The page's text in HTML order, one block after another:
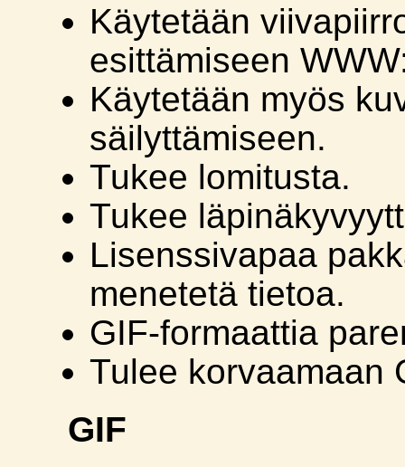
Käytetään
esittämiseen
Käytetään myös
säilyttämiseen.
Tukee lomitusta.
Tukee
Lisenssivapaa
menetetä tietoa.
GIF-formaattia
Tulee korvaamaan
GIF